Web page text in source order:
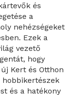
és
a
nehézségeket
Ezek a
vezető
hogy
Kert és Otthon
hobbikertészek
és a hatékony